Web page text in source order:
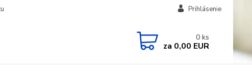
Prihlásenie
0 ks
za 0,00 EUR